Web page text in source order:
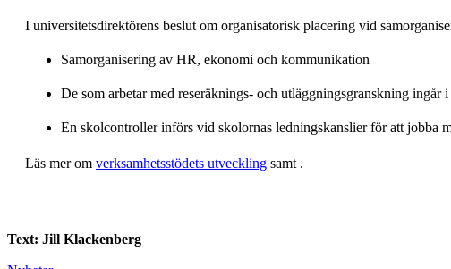
I universitetsdirektörens beslut om organisatorisk placering vid
Samorganisering av HR, ekonomi och kommunikation
De som arbetar med reseräknings- och utläggningsgranskning ingår
En skolcontroller införs vid skolornas ledningskanslier för att jobba
Läs mer om verksamhetsstödets utveckling samt .
Text: Jill Klackenberg